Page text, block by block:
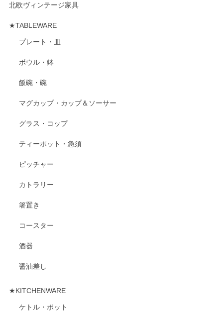
北欧ヴィンテージ家具
★TABLEWARE
プレート・皿
ボウル・鉢
飯碗・碗
マグカップ・カップ＆ソーサー
グラス・コップ
ティーポット・急須
ピッチャー
カトラリー
箸置き
コースター
酒器
醤油差し
★KITCHENWARE
ケトル・ポット